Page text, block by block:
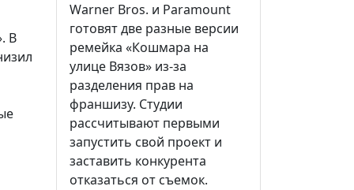
В
Warner Bros. и Paramount
готовят две разные версии
ремейка «Кошмара на
улице Вязов» из-за
разделения прав на
франшизу. Студии
рассчитывают первыми
запустить свой проект и
заставить конкурента
отказаться от съемок.